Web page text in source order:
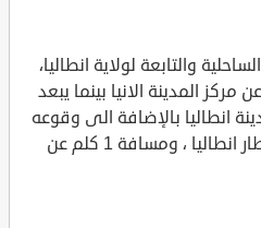
والتابعة لولاية انطاليا،
فقط عن مركز المدينة الانيا بينما يبعد
مدينة انطاليا بالإضافة الى وقوعه
على مسافة 120 كلم عن مطار انطاليا ، ومسافة 1 كلم عن